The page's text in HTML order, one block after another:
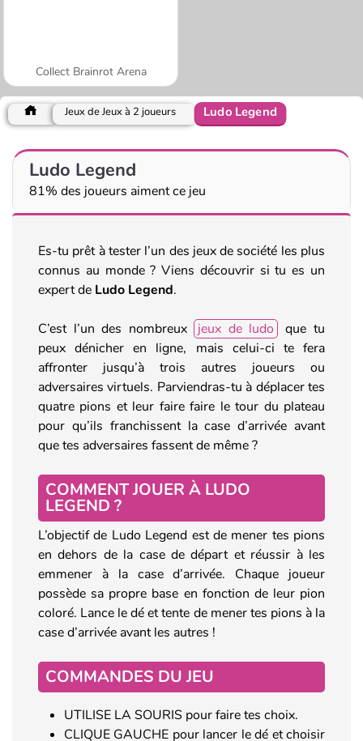
Collect Brainrot Arena
Jeux de Jeux à 2 joueurs Ludo Legend
Ludo Legend
81% des joueurs aiment ce jeu
Es-tu prêt à tester l’un des jeux de société les plus
connus au monde ? Viens découvrir si tu es un
expert de Ludo Legend.
C’est l’un des nombreux jeux de ludo
que tu
peux dénicher en ligne, mais celui-ci te fera
affronter jusqu’à trois autres joueurs ou
adversaires virtuels. Parviendras-tu à déplacer tes
quatre pions et leur faire faire le tour du plateau
pour qu’ils franchissent la case d’arrivée avant
que tes adversaires fassent de même ?
COMMENT JOUER À LUDO
LEGEND ?
L’objectif de Ludo Legend est de mener tes pions
en dehors de la case de départ et réussir à les
emmener à la case d’arrivée. Chaque joueur
possède sa propre base en fonction de leur pion
coloré. Lance le dé et tente de mener tes pions à la
case d’arrivée avant les autres !
COMMANDES DU JEU
UTILISE LA SOURIS pour faire tes choix.
CLIQUE GAUCHE pour lancer le dé et choisir